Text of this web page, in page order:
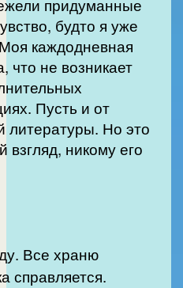
придуманные
будто я уже
каждодневная
что не возникает
Пусть и от
литературы. Но это
взгляд, никому его
Все храню
справляется.